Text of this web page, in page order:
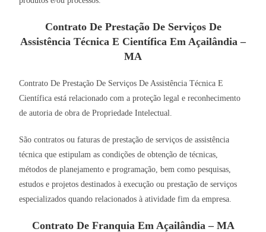
Contrato De Prestação De Serviços De
Assistência Técnica E Científica Em Açailândia –
MA
Contrato De Prestação De Serviços De Assistência Técnica E
Científica está relacionado com a proteção legal e reconhecimento
de autoria de obra de Propriedade Intelectual.
São contratos ou faturas de prestação de serviços de assistência
técnica que estipulam as condições de obtenção de técnicas,
métodos de planejamento e programação, bem como pesquisas,
estudos e projetos destinados à execução ou prestação de serviços
especializados quando relacionados à atividade fim da empresa.
Contrato De Franquia Em Açailândia – MA